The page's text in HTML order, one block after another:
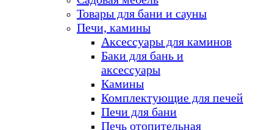
Товары для бани и сауны
Печи, камины
Аксессуары для каминов
Баки для бань и
аксессуары
Камины
Комплектующие для печей
Печи для бани
Печь отопительная